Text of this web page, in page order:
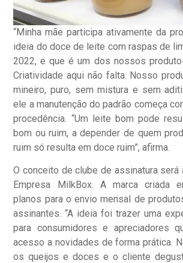
“Minha mãe participa ativamente da
ideia do doce de leite com raspas de
2022, e que é um dos nossos
Criatividade aqui não falta. Nosso
mineiro, puro, sem mistura e sem
ele a manutenção do padrão começa
procedência. “Um leite bom pode
bom ou ruim, a depender de quem
ruim só resulta em doce ruim”, afirma.
O conceito de clube de assinatura será
Empresa MilkBox. A marca criada
planos para o envio mensal de
assinantes. “A ideia foi trazer uma
para consumidores e apreciadores
acesso a novidades de forma prática.
os queijos e doces e o cliente